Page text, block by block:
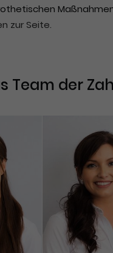
zur Seite.
Team der